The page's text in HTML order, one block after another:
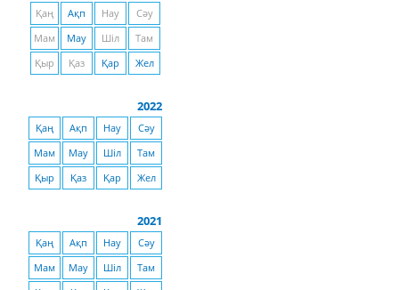
Қаң Ақп Нау
Сәу
Мам
Мау Шіл
Там
Қыр
Қаз Қар Жел
2022
Қаң Ақп Нау
Сәу
Мам
Мау Шіл
Там
Қыр
Қаз Қар Жел
2021
Қаң Ақп Нау
Сәу
Мам
Мау Шіл
Там